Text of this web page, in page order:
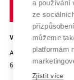
Open Science
Projekty
Projekty ze
Specifický výzkum
Mezinárodní dohody
Univerzitní sítě
Podnikavá
Bezpečná univerzita
Vyznamenání
Organizační
VYSOKÉ UČENÍ
Antonínská 548/1
602 00 Brno
a používání
ze
můžeme
platformám
Zjistit více